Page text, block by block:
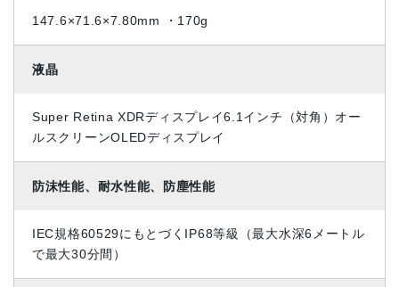
147.6×71.6×7.80mm ・170g
液晶
Super Retina XDRデ ィ ス プ レ イ6.1インチ（対角）オー
ルスクリーンOLEDデ ィ ス プ レ イ
防沫性能、耐水性能、防塵性能
IEC規格60529にもとづくIP68等級（最大水深6メートル
で最大3 0 分 間 ）